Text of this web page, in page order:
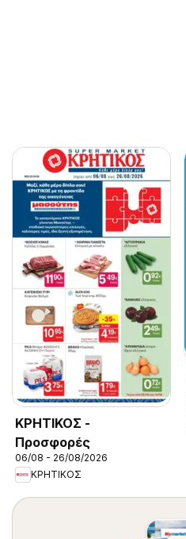
ΚΡΗΤΙΚΟΣ -
Προσφορές
06/08 - 26/08/2026
ΚΡΗΤΙΚΟΣ